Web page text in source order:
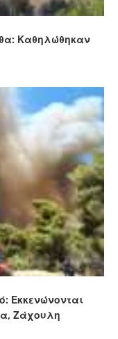
Καθηλώθηκαν
Εκκενώνονται
Ζάχουλη